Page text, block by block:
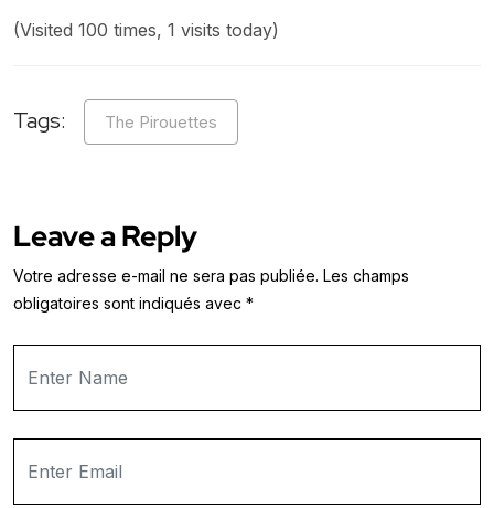
(Visited 100 times, 1 visits today)
Tags: The Pirouettes
Leave a Reply
Votre adresse e-mail ne sera pas publiée. Les champs
obligatoires sont indiqués avec *